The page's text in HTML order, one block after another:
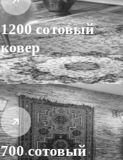
1200 сотовый
ковер
700 сотовый